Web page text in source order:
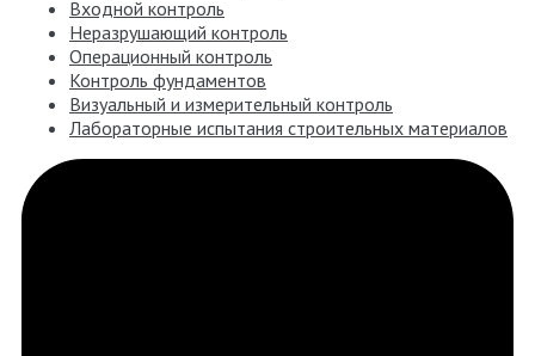
Входной контроль
Неразрушающий контроль
Операционный контроль
Контроль фундаментов
Визуальный и измерительный контроль
Лабораторные испытания строительных материалов